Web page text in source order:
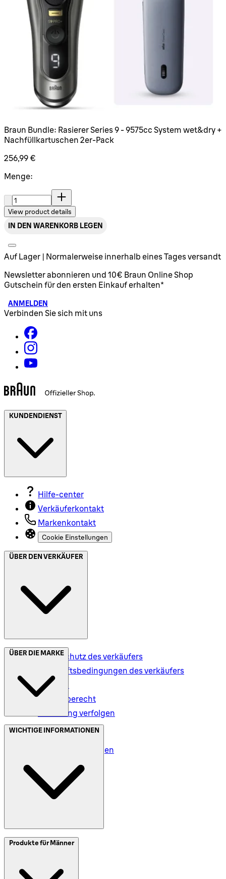
Braun Bundle: Rasierer Series 9 - 9575cc System wet&dry +
Nachfüllkartuschen 2er-Pack
256,99 €
Menge:
Menge:
View product details
IN DEN WARENKORB LEGEN
Auf Lager | Normalerweise innerhalb eines Tages versandt
Newsletter abonnieren und 10€ Braun Online Shop
Gutschein für den ersten Einkauf erhalten*
ANMELDEN
Verbinden Sie sich mit uns
KUNDENDIENST
Hilfe-center
Verkäuferkontakt
Markenkontakt
Cookie Einstellungen
ÜBER DEN VERKÄUFER
Datenschutz des verkäufers
Geschäftsbedingungen des verkäufers
Versand
Rückgaberecht
Bestellung verfolgen
ÜBER DIE MARKE
Datenschutz (DE)
Geschäftsbedingungen
Meine Daten (AT)
WICHTIGE INFORMATIONEN
SplitIt
Produkte für Männer